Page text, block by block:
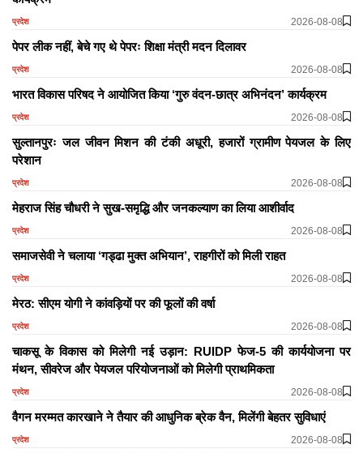
प्रदेश 2026-08-08
पेपर लीक नहीं, बेचे गए थे पेपरः शिक्षा मंत्री मदन दिलावर
प्रदेश 2026-08-08
भारत विकास परिषद ने आयोजित किया ‘गुरु वंदन-छात्र अभिनंदन’ कार्यक्रम
प्रदेश 2026-08-08
सुल्तानपुरः जल जीवन मिशन की टंकी अधूरी, हजारों ग्रामीण पेयजल के लिए
परेशान
प्रदेश 2026-08-08
मेहराज सिंह चौधरी ने सुख-समृद्धि और जनकल्याण का लिया आशीर्वाद
प्रदेश 2026-08-08
समाजसेवी ने चलाया ‘गड्ढा मुक्त अभियान’, राहगीरों को मिली राहत
प्रदेश 2026-08-08
मेरठ: सीएम योगी ने कांवड़ियों पर की फूलों की वर्षा
प्रदेश 2026-08-08
चाकसू के विकास को मिलेगी नई उड़ान: RUIDP फेज-5 की कार्ययोजना पर
मंथन, सीवरेज और पेयजल परियोजनाओं को मिलेगी प्राथमिकता
प्रदेश 2026-08-08
वैगन मरम्मत कारखाने ने तैयार की आधुनिक ब्रेक वैन, मिलेंगी बेहतर सुविधाएं
प्रदेश 2026-08-08